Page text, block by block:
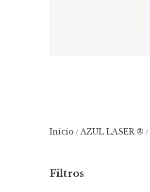
Inicio / AZUL LASER ®️ /
Filtros